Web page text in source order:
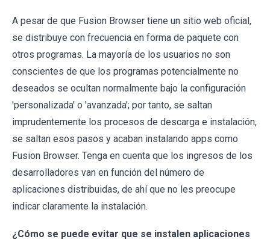
A pesar de que Fusion Browser tiene un sitio web oficial,
se distribuye con frecuencia en forma de paquete con
otros programas. La mayoría de los usuarios no son
conscientes de que los programas potencialmente no
deseados se ocultan normalmente bajo la configuración
'personalizada' o 'avanzada'; por tanto, se saltan
imprudentemente los procesos de descarga e instalación,
se saltan esos pasos y acaban instalando apps como
Fusion Browser. Tenga en cuenta que los ingresos de los
desarrolladores van en función del número de
aplicaciones distribuidas, de ahí que no les preocupe
indicar claramente la instalación.
¿Cómo se puede evitar que se instalen aplicaciones